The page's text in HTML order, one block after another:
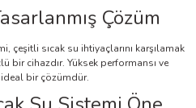
Çözüm
çeşitli sıcak su ihtiyaçlarını karşılamak
bir cihazdır. Yüksek performansı ve
ideal bir çözümdür.